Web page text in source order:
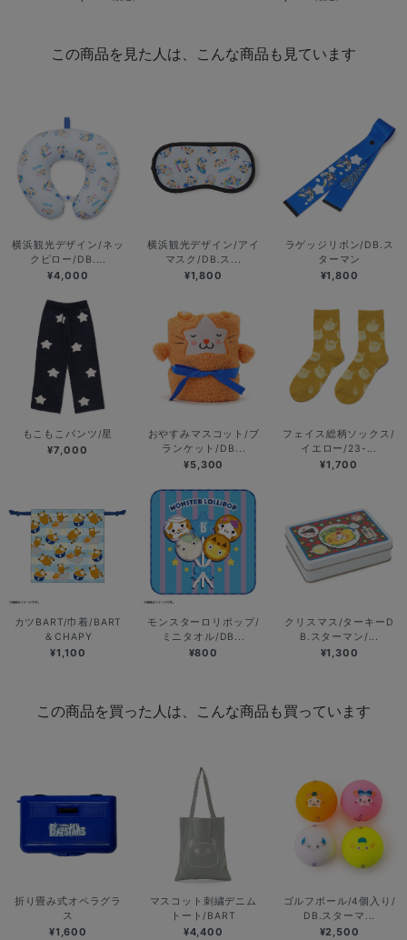
この商品を見た人は、こんな商品も見ています
横浜観光デザイン/ネッ
クピロー/DB....
¥4,000
横浜観光デザイン/アイ
マスク/DB.ス...
¥1,800
ラゲッジリボン/DB.ス
ターマン
¥1,800
もこもこパンツ/星
¥7,000
おやすみマスコット/ブ
ランケット/DB...
¥5,300
フェイス総柄ソックス/
イエロー/23-...
¥1,700
カツBART/巾着/BART
＆CHAPY
¥1,100
モンスターロリポップ/
ミニタオル/DB...
¥800
クリスマス/ターキーD
B.スターマン/...
¥1,300
この商品を買った人は、こんな商品も買っています
折り畳み式オペラグラ
ス
¥1,600
マスコット刺繍デニム
トート/BART
¥4,400
ゴルフボール/4個入り/
DB.スターマ...
¥2,500